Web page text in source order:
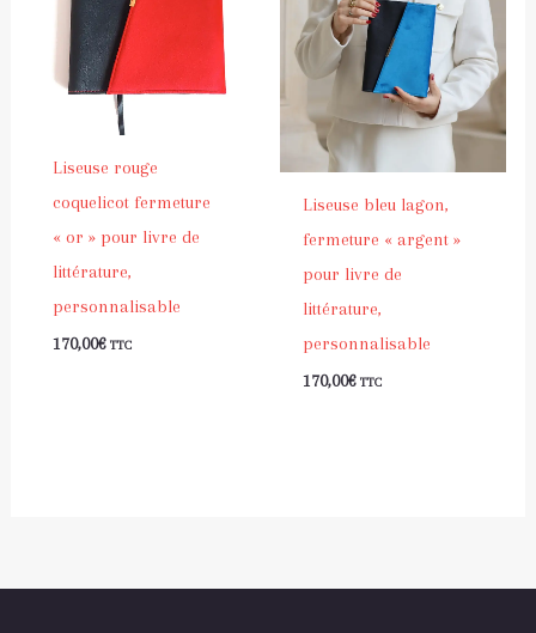
Liseuse rouge
coquelicot fermeture
« or » pour livre de
littérature,
personnalisable
170,00€ TTC
Liseuse bleu lagon,
fermeture « argent »
pour livre de
littérature,
personnalisable
170,00€ TTC